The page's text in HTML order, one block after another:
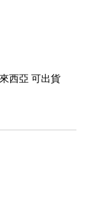
西亞 可出貨